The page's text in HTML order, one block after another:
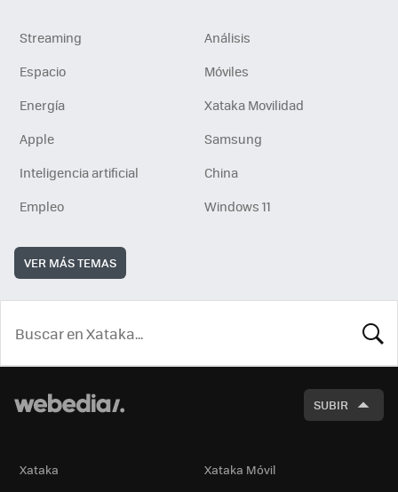
Streaming
Análisis
Espacio
Móviles
Energía
Xataka Movilidad
Apple
Samsung
Inteligencia artificial
China
Empleo
Windows 11
VER MÁS TEMAS
SUBIR
Xataka
Xataka Móvil